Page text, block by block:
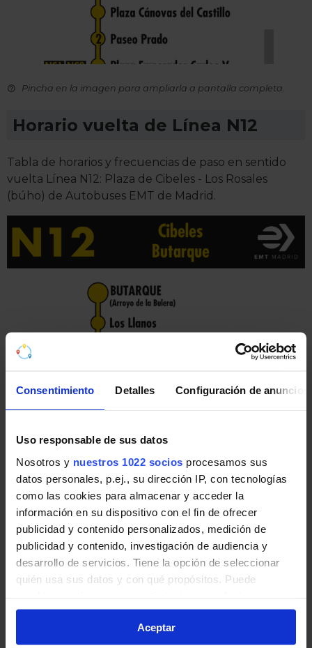
Consentimiento Detalles Configuración de anuncios
Uso responsable de sus datos
Nosotros y nuestros 1022 socios procesamos sus
datos personales, p.ej., su dirección IP, con tecnologías
como las cookies para almacenar y acceder la
información en su dispositivo con el fin de ofrecer
publicidad y contenido personalizados, medición de
publicidad y contenido, investigación de audiencia y
desarrollo de servicios. Tiene la opción de seleccionar
quién usa sus datos y con qué propósitos. Puede
momento desde la Declaración de cookies o clicando en
el Menú de consentimiento.Aceptar
Pincha en la imagen para ampliarla a pantalla completa.
Horario vuelta de Línea N12
Tabla de horarios y frecuencias de paso en sentido
vuelta Línea N12: Plaza de Cibeles - Los Rosales
(búho) de Autobuses EMT de Madrid.
Pincha en la imagen para ampliarla a pantalla completa.
Últimos avisos de EMT Madrid
Noticias, novedades e incidencias en las líneas de EMT
Madrid en Madrid:
Obras: Glorieta carretera Fuencarral a
Alcobendas sobre M-40. Afectadas 3 líneas
de EMT.
Desde las 11:00 horas aproximadamente del 11 de
tendrán retenciones y modificaciones en sus